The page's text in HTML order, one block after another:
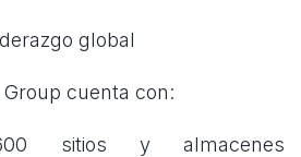
global
cuenta con:
sitios y almacenes